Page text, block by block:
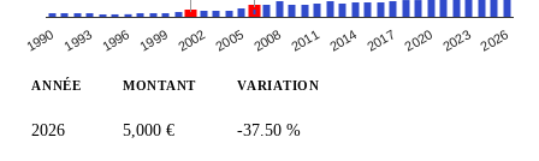
1990 1993 1996 1999 2002 2005 2008 2011 2014 2017 2020 2023 2026
ANNÉE MONTANT VARIATION
2026 5,000 € -37.50 %